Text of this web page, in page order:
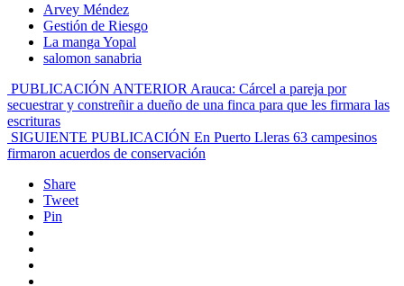
Arvey Méndez
Gestión de Riesgo
La manga Yopal
salomon sanabria
PUBLICACIÓN ANTERIOR Arauca: Cárcel a pareja por
secuestrar y constreñir a dueño de una finca para que les firmara las
escrituras
SIGUIENTE PUBLICACIÓN En Puerto Lleras 63 campesinos
firmaron acuerdos de conservación
Share
Tweet
Pin